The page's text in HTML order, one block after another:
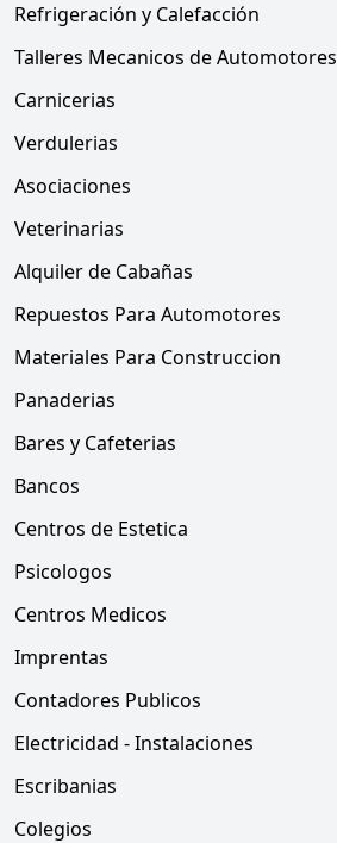
Refrigeración y Calefacción
Talleres Mecanicos de Automotores
Carnicerias
Verdulerias
Asociaciones
Veterinarias
Alquiler de Cabañas
Repuestos Para Automotores
Materiales Para Construccion
Panaderias
Bares y Cafeterias
Bancos
Centros de Estetica
Psicologos
Centros Medicos
Imprentas
Contadores Publicos
Electricidad - Instalaciones
Escribanias
Colegios